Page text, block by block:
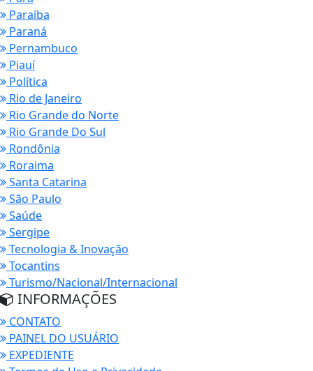
Paraíba
Paraná
Pernambuco
Piauí
Política
Rio de Janeiro
Rio Grande do Norte
Rio Grande Do Sul
Rondônia
Roraima
Santa Catarina
São Paulo
Saúde
Sergipe
Tecnologia & Inovação
Tocantins
Turismo/Nacional/Internacional
INFORMAÇÕES
CONTATO
PAINEL DO USUÁRIO
EXPEDIENTE